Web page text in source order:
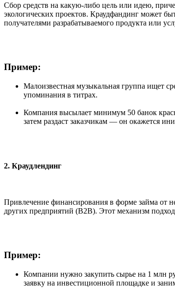
Сбор средств на какую-либо цель или идею,
экологических проектов. Краудфандинг может
получателями разрабатываемого продукта или
Пример:
Малоизвестная музыкальная группа ищет
упоминания в титрах.
Компания высылает минимум 50 банок
затем раздаст заказчикам — он окажется
2. Краудлендинг
Привлечение финансирования в форме займа от
других предприятий (B2B). Этот механизм
Пример:
Компании нужно закупить сырье на 1 млн
заявку на инвестиционной площадке и